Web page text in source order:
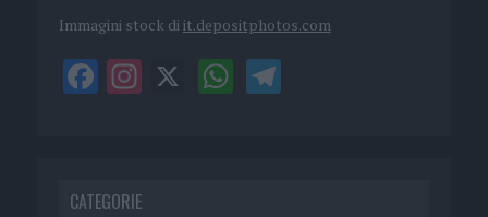
Immagini stock di it.depositphotos.com
CATEGORIE